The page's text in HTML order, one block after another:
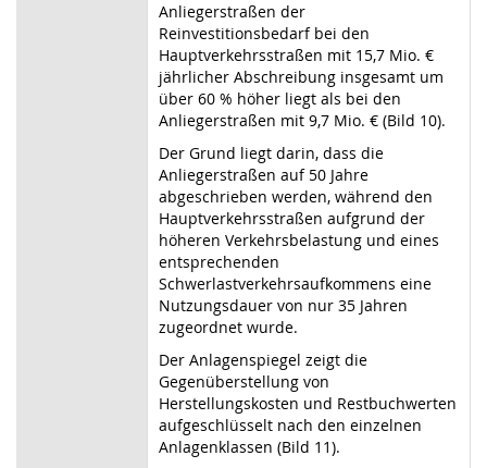
Anliegerstraßen der
Reinvestitionsbedarf bei den
Hauptverkehrsstraßen mit 15,7 Mio. €
jährlicher Abschreibung insgesamt um
über 60 % höher liegt als bei den
Anliegerstraßen mit 9,7 Mio. € (Bild 10).
Der Grund liegt darin, dass die
Anliegerstraßen auf 50 Jahre
abgeschrieben werden, während den
Hauptverkehrsstraßen aufgrund der
höheren Verkehrsbelastung und eines
entsprechenden
Schwerlastverkehrsaufkommens eine
Nutzungsdauer von nur 35 Jahren
zugeordnet wurde.
Der Anlagenspiegel zeigt die
Gegenüberstellung von
Herstellungskosten und Restbuchwerten
aufgeschlüsselt nach den einzelnen
Anlagenklassen (Bild 11).